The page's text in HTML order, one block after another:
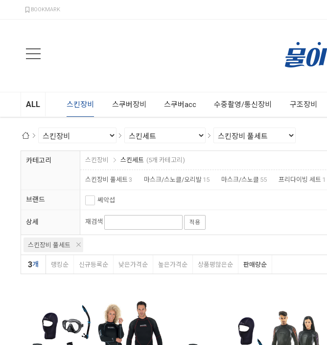
BOOKMARK
ALL 스킨장비 스쿠버장비 스쿠버acc 수중촬영/통신장비 구조장비
카테고리 스킨장비 스킨세트 (5개 카테고리)
스킨장비 풀세트 3 마스크/스노클/오리발 15 마스크/스노클 55 프리다이빙 세트 1
브랜드 쎄악섭
상세 재검색 적용
스킨장비 풀세트
3개 랭킹순 신규등록순 낮은가격순 높은가격순 상품평많은순 판매량순